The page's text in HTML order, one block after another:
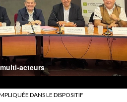
acteurs
DANS LE DISPOSITIF